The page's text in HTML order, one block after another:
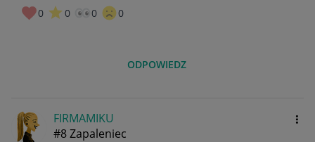
0 0 0 0
ODPOWIEDZ
FIRMAMIKU
#8 Zapaleniec